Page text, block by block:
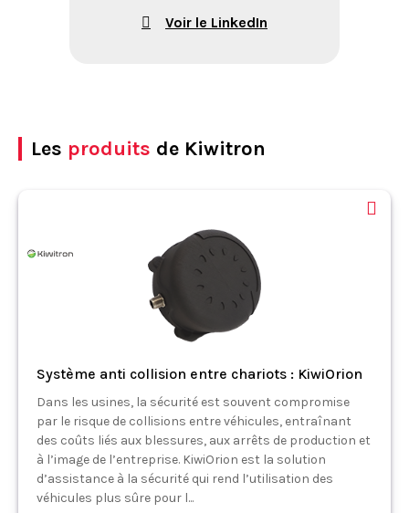
Voir le LinkedIn
Les produits de Kiwitron
Système anti collision entre chariots : KiwiOrion
Dans les usines, la sécurité est souvent compromise
par le risque de collisions entre véhicules, entraînant
des coûts liés aux blessures, aux arrêts de production et
à l’image de l’entreprise. KiwiOrion est la solution
d’assistance à la sécurité qui rend l’utilisation des
véhicules plus sûre pour l...